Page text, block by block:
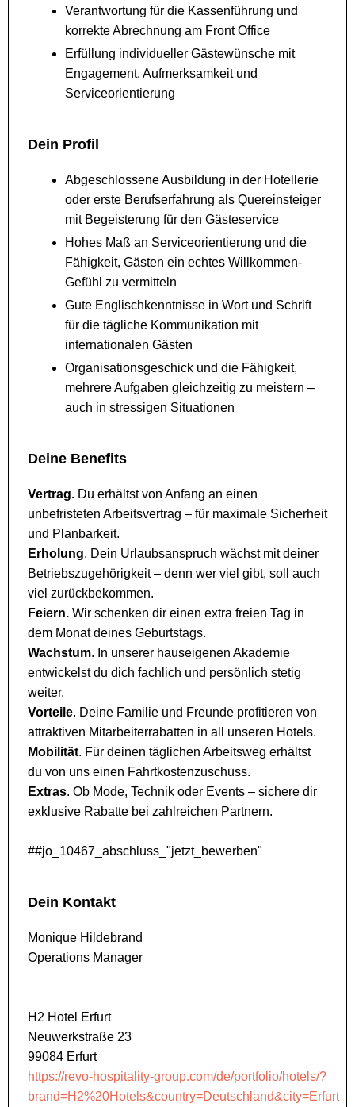
Verantwortung für die Kassenführung und
korrekte Abrechnung am Front Office
Erfüllung individueller Gästewünsche mit
Engagement, Aufmerksamkeit und
Serviceorientierung
Dein Profil
Abgeschlossene Ausbildung in der Hotellerie
oder erste Berufserfahrung als Quereinsteiger
mit Begeisterung für den Gästeservice
Hohes Maß an Serviceorientierung und die
Fähigkeit, Gästen ein echtes Willkommen-
Gefühl zu vermitteln
Gute Englischkenntnisse in Wort und Schrift
für die tägliche Kommunikation mit
internationalen Gästen
Organisationsgeschick und die Fähigkeit,
mehrere Aufgaben gleichzeitig zu meistern –
auch in stressigen Situationen
Deine Benefits
Vertrag. Du erhältst von Anfang an einen
unbefristeten Arbeitsvertrag – für maximale Sicherheit
und Planbarkeit.
Erholung. Dein Urlaubsanspruch wächst mit deiner
Betriebszugehörigkeit – denn wer viel gibt, soll auch
viel zurückbekommen.
Feiern. Wir schenken dir einen extra freien Tag in
dem Monat deines Geburtstags.
Wachstum. In unserer hauseigenen Akademie
entwickelst du dich fachlich und persönlich stetig
weiter.
Vorteile. Deine Familie und Freunde profitieren von
attraktiven Mitarbeiterrabatten in all unseren Hotels.
Mobilität. Für deinen täglichen Arbeitsweg erhältst
du von uns einen Fahrtkostenzuschuss.
Extras. Ob Mode, Technik oder Events – sichere dir
exklusive Rabatte bei zahlreichen Partnern.
##jo_10467_abschluss_"jetzt_bewerben"
Dein Kontakt
Monique Hildebrand
Operations Manager
H2 Hotel Erfurt
Neuwerkstraße 23
99084 Erfurt
https://revo-hospitality-group.com/de/portfolio/hotels/?
brand=H2%20Hotels&country=Deutschland&city=Erfurt